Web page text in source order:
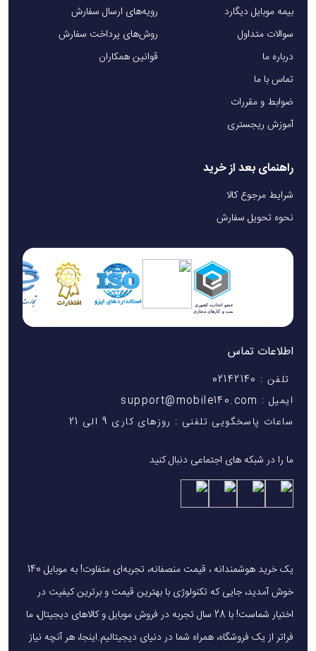
بیمه موبایل دیگارد
سوالات متداول
درباره ما
تماس با ما
ضوابط و مقررات
آموزش ریجستری
رویه‌های ارسال سفارش
روش‌های پرداخت سفارش
قوانین همکاران
راهنمای بعد از خرید
شرایط مرجوع کالا
نحوه تحویل سفارش
اطلاعات تماس
تلفن : 02142140
ایمیل : support@mobile140.com
ساعات پاسخگویی تلفنی : روزهای کاری 9 الی 21
ما را در شبکه های اجتماعی دنبال کنید
یک خرید هوشمندانه ، قیمت منصفانه، تجربه‌ای متفاوت! به موبایل 140
خوش آمدید، جایی که تکنولوژی با بهترین قیمت و برترین کیفیت در
اختیار شماست! با 28 سال تجربه در فروش موبایل و کالاهای دیجیتال، ما
فراتر از یک فروشگاه، همراه شما در دنیای دیجیتالیم.اینجا، هر آنچه نیاز